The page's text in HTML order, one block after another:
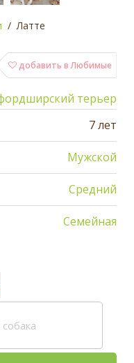
Латте
добавить в Любимые
терьер
7 лет
Мужской
Средний
Семейная